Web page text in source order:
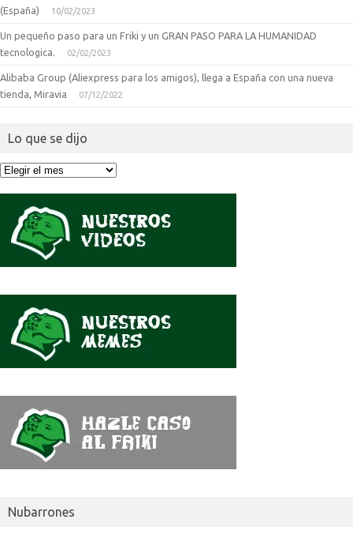
(España)
10/02/2023
Un pequeño paso para un Friki y un GRAN PASO PARA LA HUMANIDAD
tecnologica.
02/02/2023
Alibaba Group (Aliexpress para los amigos), llega a España con una nueva
tienda, Miravia
07/12/2022
Lo que se dijo
Lo
Nubarrones